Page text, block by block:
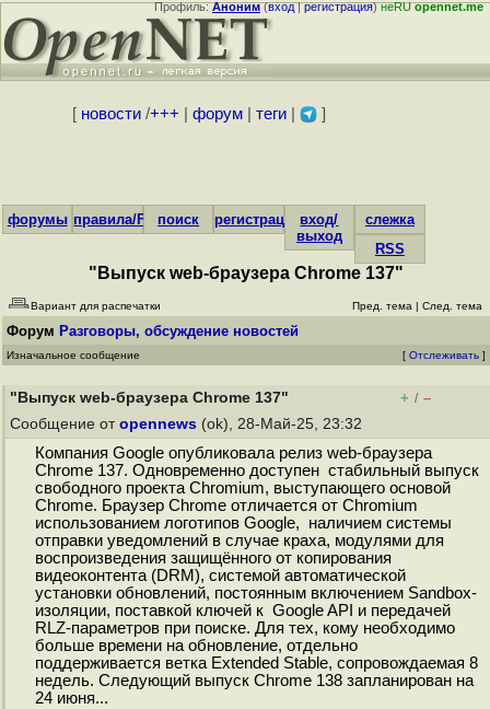
Профиль:Аноним(вход|регистрация)неRUopennet.me
[ новости/+++ форум| теги| ]
форумы правила/FAQпоиск регистрациявход/
выход
слежка
RSS
"Выпуск web-браузера Chrome 137"
Вариант для распечатки Пред. тема | След. тема
Форум Разговоры, обсуждение новостей
Изначальное сообщение [ Отслеживать ]
"Выпуск web-браузера Chrome 137" + / –
Сообщение от opennews (ok), 28-Май-25, 23:32
Компания Google опубликовала релиз web-браузера
Chrome 137. Одновременно доступен стабильный выпуск
свободного проекта Chromium, выступающего основой
Chrome. Браузер Chrome отличается от Chromium
использованием логотипов Google, наличием системы
отправки уведомлений в случае краха, модулями для
воспроизведения защищённого от копирования
видеоконтента (DRM), системой автоматической
установки обновлений, постоянным включением Sandbox-
изоляции, поставкой ключей к Google API и передачей
RLZ-параметров при поиске. Для тех, кому необходимо
больше времени на обновление, отдельно
поддерживается ветка Extended Stable, сопровождаемая 8
недель. Следующий выпуск Chrome 138 запланирован на
24 июня...